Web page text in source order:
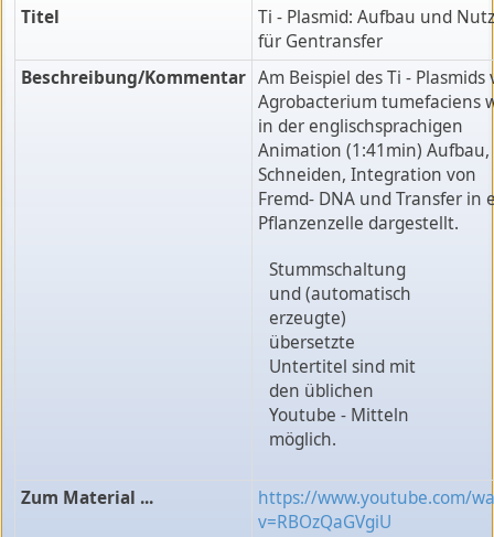
Titel
Ti - Plasmid: Aufbau und
für Gentransfer
Beschreibung/Kommentar Am Beispiel des Ti - Plasmids
Agrobacterium tumefaciens
in der englischsprachigen
Animation (1:41min) Aufbau,
Schneiden, Integration von
Fremd- DNA und Transfer in
Pflanzenzelle dargestellt.
Stummschaltung
und (automatisch
erzeugte)
übersetzte
Untertitel sind mit
den üblichen
Youtube - Mitteln
möglich.
Zum Material ...
https://www.youtube.com/
v=RBOzQaGVgiU